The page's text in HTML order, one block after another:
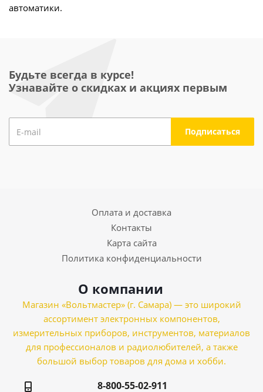
автоматики.
Будьте всегда в курсе!
Узнавайте о скидках и акциях первым
Оплата и доставка
Контакты
Карта сайта
Политика конфиденциальности
О компании
Магазин «Вольтмастер» (г. Самара) — это широкий
ассортимент электронных компонентов,
измерительных приборов, инструментов, материалов
для профессионалов и радиолюбителей, а также
большой выбор товаров для дома и хобби.
8-800-55-02-911